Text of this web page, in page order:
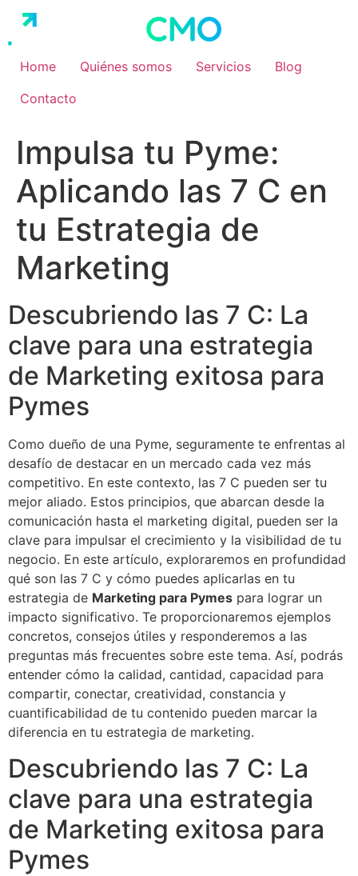
contenido
Home
Quiénes somos Servicios
Blog
Contacto
Impulsa tu Pyme:
Aplicando las 7 C en
tu Estrategia de
Marketing
Descubriendo las 7 C: La
clave para una estrategia
de Marketing exitosa para
Pymes
Como dueño de una Pyme, seguramente te enfrentas al
desafío de destacar en un mercado cada vez más
competitivo. En este contexto, las 7 C pueden ser tu
mejor aliado. Estos principios, que abarcan desde la
comunicación hasta el marketing digital, pueden ser la
clave para impulsar el crecimiento y la visibilidad de tu
negocio. En este artículo, exploraremos en profundidad
qué son las 7 C y cómo puedes aplicarlas en tu
estrategia de Marketing para Pymes para lograr un
impacto significativo. Te proporcionaremos ejemplos
concretos, consejos útiles y responderemos a las
preguntas más frecuentes sobre este tema. Así, podrás
entender cómo la calidad, cantidad, capacidad para
compartir, conectar, creatividad, constancia y
cuantificabilidad de tu contenido pueden marcar la
diferencia en tu estrategia de marketing.
Descubriendo las 7 C: La
clave para una estrategia
de Marketing exitosa para
Pymes